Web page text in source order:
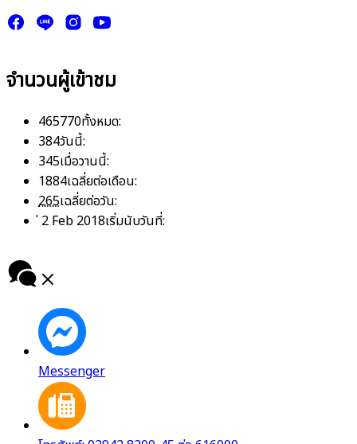
จำนวนผู้เข้าชม
465770ทั้งหมด:
384วันนี้:
345เมื่อวานนี้:
1884เฉลี่ยต่อเดือน:
265เฉลี่ยต่อวัน:
่ 2 Feb 2018เริ่มนับวันที่:
Messenger